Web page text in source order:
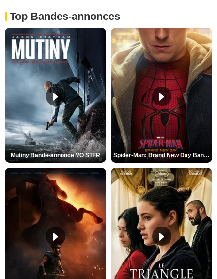
Top Bandes-annonces
Mutiny Bande-annonce VO STFR Spider-Man: Brand New Day Bande-annonce VO STFR